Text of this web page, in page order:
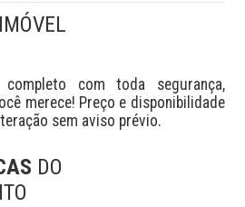
completo com toda segurança,
merece! Preço e disponibilidade
sem aviso prévio.
DO